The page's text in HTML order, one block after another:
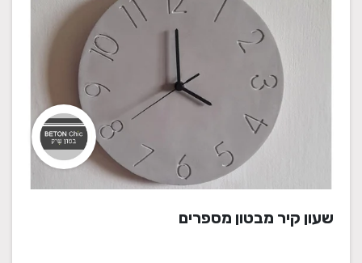
שעון קיר מבטון מספרים